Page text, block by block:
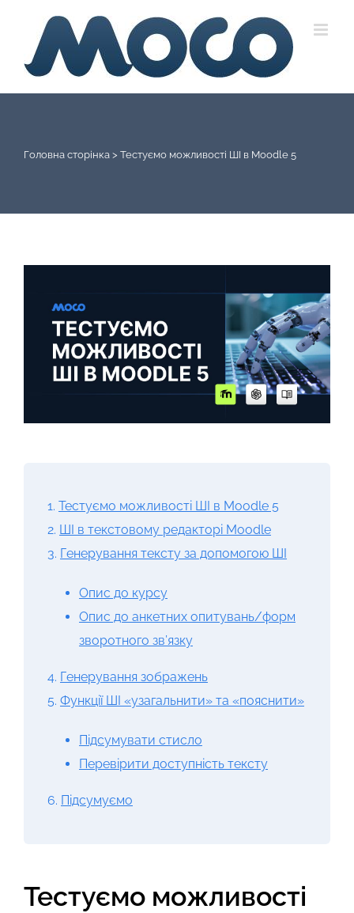
content
Головна сторінка > Тестуємо можливості ШІ в Moodle 5
Larger
Image
1. Тестуємо можливості ШІ в Moodle 5
2. ШІ в текстовому редакторі Moodle
3. Генерування тексту за допомогою ШІ
Опис до курсу
Опис до анкетних опитувань/форм
зворотного зв’язку
4. Генерування зображень
5. Функції ШІ «узагальнити» та «пояснити»
Підсумувати стисло
Перевірити доступність тексту
6. Підсумуємо
Тестуємо можливості